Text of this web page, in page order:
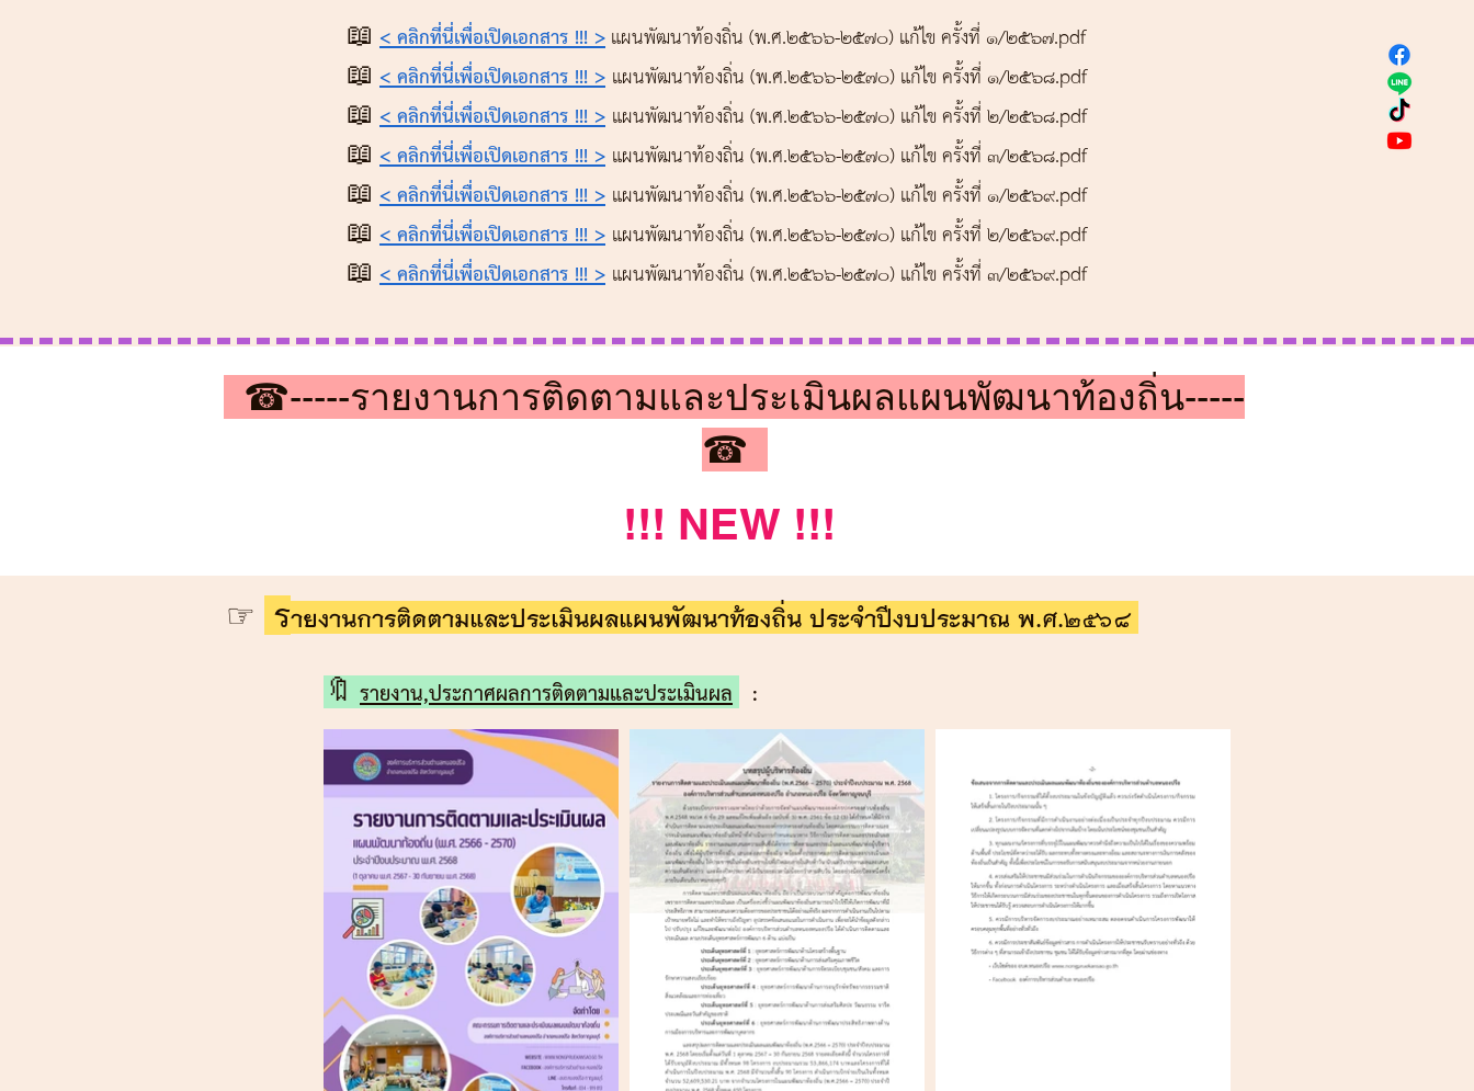
📖 < คลิกที่นี่เพื่อเปิดเอกสาร !!! > แผนพัฒนาท้องถิ่น (พ.ศ.2566-๒๕๗๐) แก้ไข ครั้งที่ 1/๒๕๖๗.pdf
📖 < คลิกที่นี่เพื่อเปิดเอกสาร !!! > แผนพัฒนาท้องถิ่น (พ.ศ.2566-๒๕๗๐) แก้ไข ครั้งที่ ๑/๒๕๖๘.pdf
📖 < คลิกที่นี่เพื่อเปิดเอกสาร !!! > แผนพัฒนาท้องถิ่น (พ.ศ.2566-๒๕๗๐) แก้ไข ครั้งที่ ๒/๒๕๖๘.pdf
📖 < คลิกที่นี่เพื่อเปิดเอกสาร !!! > แผนพัฒนาท้องถิ่น (พ.ศ.2566-๒๕๗๐) แก้ไข ครั้งที่ ๓/๒๕๖๘.pdf
📖 < คลิกที่นี่เพื่อเปิดเอกสาร !!! > แผนพัฒนาท้องถิ่น (พ.ศ.2566-๒๕๗๐) แก้ไข ครั้งที่ ๑/๒๕๖๙.pdf
📖 < คลิกที่นี่เพื่อเปิดเอกสาร !!! > แผนพัฒนาท้องถิ่น (พ.ศ.2566-๒๕๗๐) แก้ไข ครั้งที่ ๒/๒๕๖๙.pdf
📖 < คลิกที่นี่เพื่อเปิดเอกสาร !!! > แผนพัฒนาท้องถิ่น (พ.ศ.2566-๒๕๗๐) แก้ไข ครั้งที่ 3/๒๕๖๙.pdf
☎-----รายงานการติดตามและประเมินผลแผนพัฒนาท้องถิ่น-----
☎
!!! NEW !!!
☞ รายงานการติดตามและประเมินผลแผนพัฒนาท้องถิ่น ประจำปีงบประมาณ พ.ศ.256๘
🔖 รายงาน,ประกาศผลการติดตามและประเมินผล :